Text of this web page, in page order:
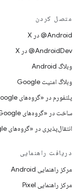
متصل کردن
‫‎@Android در X
‫‎@AndroidDev در X
وبلاگ Android
وبلاگ امنیت Google
پلتفورم در «گروه‌های Google»
ساخت در «گروه‌های Google»
انتقال‌پذیری در «گروه‌های Google»
دریافت راهنمایی
مرکز راهنمایی Android
مرکز راهنمایی Pixel